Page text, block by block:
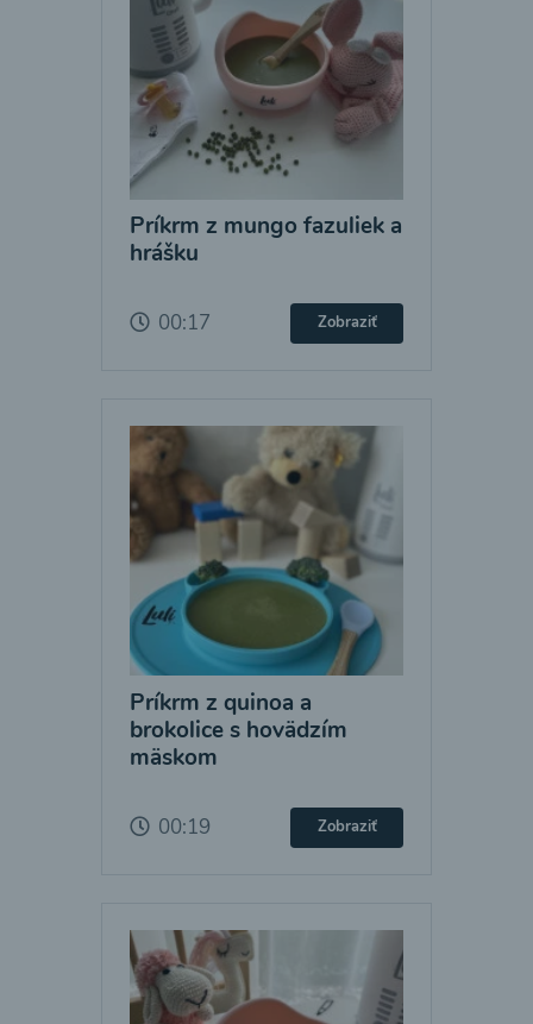
Príkrm z mungo fazuliek a
hrášku
00:17 Zobraziť
Príkrm z quinoa a
brokolice s hovädzím
mäskom
00:19 Zobraziť